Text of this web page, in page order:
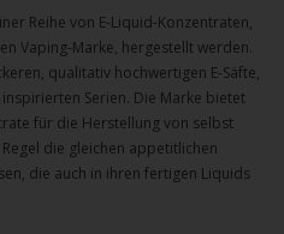
Reihe von E-Liquid-Konzentraten,
Vaping-Marke, hergestellt werden.
qualitativ hochwertigen E-Säfte,
Serien. Die Marke bietet
für die Herstellung von selbst
die gleichen appetitlichen
die auch in ihren fertigen Liquids